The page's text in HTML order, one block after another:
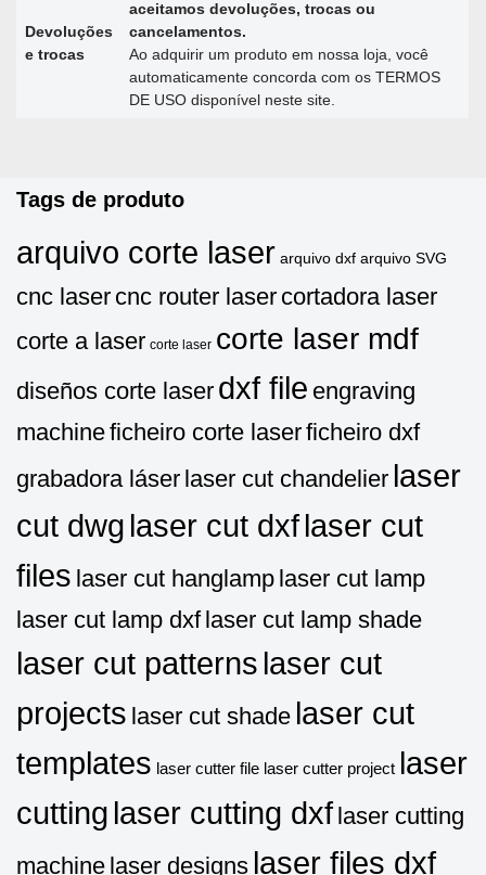
Devoluções
e trocas
aceitamos devoluções, trocas ou
cancelamentos.
Ao adquirir um produto em nossa loja, você
automaticamente concorda com os TERMOS
DE USO disponível neste site.
Tags de produto
arquivo corte laser arquivo dxf arquivo SVG
cnc laser cnc router laser cortadora laser
corte a laser corte laser corte laser mdf
diseños corte laser dxf file engraving
machineficheiro corte laserficheiro dxf
grabadora láser laser cut chandelier laser
cut dwg laser cut dxflaser cut
files laser cut hanglamp laser cut lamp
laser cut lamp dxf laser cut lamp shade
laser cut patterns laser cut
projects laser cut shade laser cut
templates laser cutter file laser cutter project laser
cutting laser cutting dxf laser cutting
machine laser designs laser files dxf